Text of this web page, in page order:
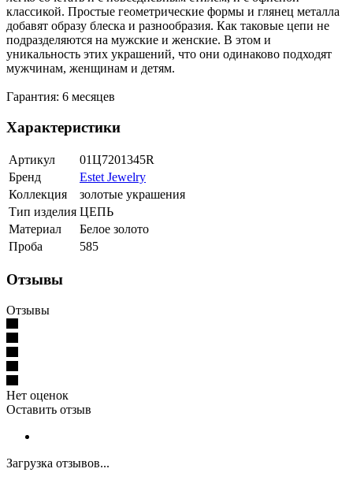
классикой. Простые геометрические формы и глянец металла
добавят образу блеска и разнообразия. Как таковые цепи не
подразделяются на мужские и женские. В этом и
уникальность этих украшений, что они одинаково подходят
мужчинам, женщинам и детям.
Гарантия: 6 месяцев
Характеристики
Артикул
01Ц7201345R
Бренд
Estet Jewelry
Коллекция
золотые украшения
Тип изделия ЦЕПЬ
Материал
Белое золото
Проба
585
Отзывы
Отзывы
Нет оценок
Оставить отзыв
Загрузка отзывов...